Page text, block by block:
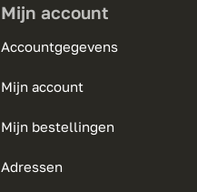
Mijn account
Accountgegevens
Mijn account
Mijn bestellingen
Adressen